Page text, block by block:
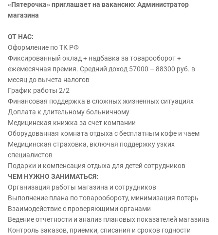
«Пятерочка» приглашает на вакансию: Администратор
магазина
ОТ НАС:
Оформление по ТК РФ
Фиксированный оклад + надбавка за товарооборот +
ежемесячная премия. Средний доход 57000 – 88300 руб. в
месяц до вычета налогов
График работы 2/2
Финансовая поддержка в сложных жизненных ситуациях
Доплата к длительному больничному
Медицинская книжка за счет компании
Оборудованная комната отдыха с бесплатным кофе и чаем
Медицинская страховка, включая поддержку узких
специалистов
Подарки и компенсация отдыха для детей сотрудников
ЧЕМ НУЖНО ЗАНИМАТЬСЯ:
Организация работы магазина и сотрудников
Выполнение плана по товарообороту, минимизация потерь
Взаимодействие с проверяющими органами
Ведение отчетности и анализ плановых показателей магазина
Контроль заказов, приемки, списания и сроков годности